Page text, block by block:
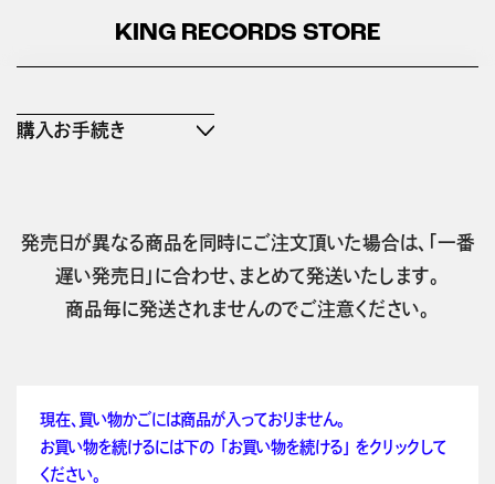
KING RECORDS STORE
購入お手続き
発売日が異なる商品を同時にご注文頂いた場合は、「一番
遅い発売日」に合わせ、まとめて発送いたします。
商品毎に発送されませんのでご注意ください。
現在、買い物かごには商品が入っておりません。
お買い物を続けるには下の 「お買い物を続ける」 をクリックして
ください。